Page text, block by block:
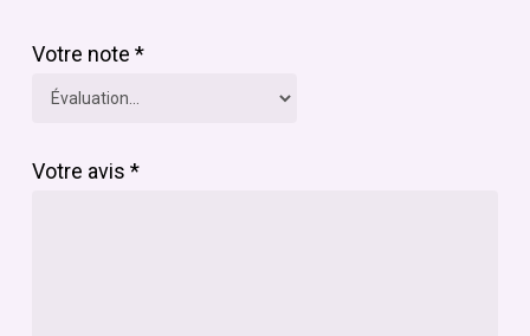
Votre note *
Votre avis *